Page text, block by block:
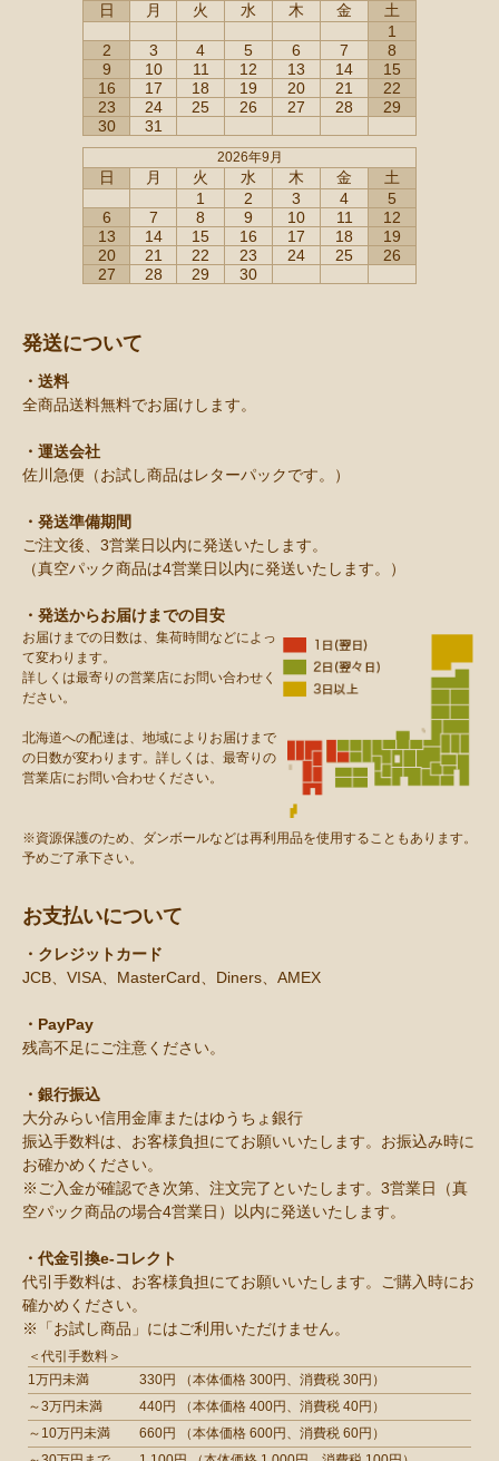
日 月 火 水 木 金
土
1
2
3 4 5 6 7
8
9
10 11 12 13 14
15
16
17 18 19 20 21
22
23
24 25 26 27 28
29
30
31
2026年9月
日 月 火 水 木 金
土
1
2 3 4
5
6
7 8 9 10 11
12
13
14 15 16 17 18
19
20
21 22 23 24 25
26
27
28 29 30
発送について
・送料
全商品送料無料でお届けします。
・運送会社
佐川急便（お試し商品はレターパックです。）
・発送準備期間
ご注文後、3営業日以内に発送いたします。
（真空パック商品は4営業日以内に発送いたします。）
・発送からお届けまでの目安
お届けまでの日数は、集荷時間などによっ
て変わります。
詳しくは最寄りの営業店にお問い合わせく
ださい。
北海道への配達は、地域によりお届けまで
の日数が変わります。詳しくは、最寄りの
営業店にお問い合わせください。
※資源保護のため、ダンボールなどは再利用品を使用することもあります。
予めご了承下さい。
お支払いについて
・クレジットカード
JCB、VISA、MasterCard、Diners、AMEX
・PayPay
残高不足にご注意ください。
・銀行振込
大分みらい信用金庫またはゆうちょ銀行
振込手数料は、お客様負担にてお願いいたします。お振込み時に
お確かめください。
※ご入金が確認でき次第、注文完了といたします。3営業日（真
空パック商品の場合4営業日）以内に発送いたします。
・代金引換e-コレクト
代引手数料は、お客様負担にてお願いいたします。ご購入時にお
確かめください。
※「お試し商品」にはご利用いただけません。
＜代引手数料＞
1万円未満
330円 （本体価格 300円、消費税 30円）
～3万円未満
440円 （本体価格 400円、消費税 40円）
～10万円未満
660円 （本体価格 600円、消費税 60円）